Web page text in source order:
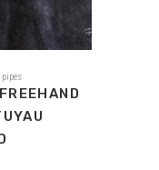
pipes